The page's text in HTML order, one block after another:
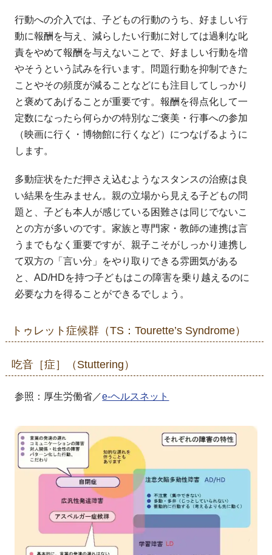
行動への介入では、子どもの行動のうち、好ましい行
動に報酬を与え、減らしたい行動に対しては過剰な叱
責をやめて報酬を与えないことで、好ましい行動を増
やそうという試みを行います。問題行動を抑制できた
ことやその頻度が減ることなどにも注目してしっかり
と褒めてあげることが重要です。報酬を得点化して一
定数になったら何らかの特別なご褒美・行事への参加
（映画に行く・博物館に行くなど）につなげるように
します。
多動症状をただ押さえ込むようなスタンスの治療は良
い結果を生みません。親の立場から見える子どもの問
題と、子ども本人が感じている困難さは同じでないこ
との方が多いのです。家族と専門家・教師の連携は言
うまでもなく重要ですが、親子こそがしっかり連携し
て双方の「言い分」をやり取りできる雰囲気がある
と、AD/HDを持つ子どもはこの障害を乗り越えるのに
必要な力を得ることができるでしょう。
トゥレット症候群（TS：Tourette’s Syndrome）
吃音［症］（Stuttering）
参照：厚生労働省／e-ヘルスネット